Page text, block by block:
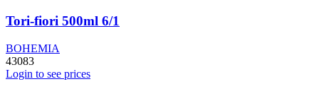
Tori-fiori 500ml 6/1
BOHEMIA
43083
Login to see prices